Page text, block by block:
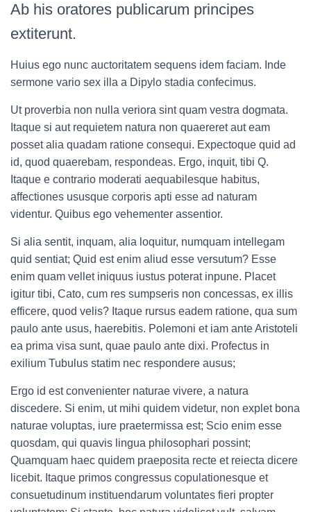
Ab his oratores publicarum principes
extiterunt.
Huius ego nunc auctoritatem sequens idem faciam. Inde
sermone vario sex illa a Dipylo stadia confecimus.
Ut proverbia non nulla veriora sint quam vestra dogmata.
Itaque si aut requietem natura non quaereret aut eam
posset alia quadam ratione consequi. Expectoque quid ad
id, quod quaerebam, respondeas. Ergo, inquit, tibi Q.
Itaque e contrario moderati aequabilesque habitus,
affectiones ususque corporis apti esse ad naturam
videntur. Quibus ego vehementer assentior.
Si alia sentit, inquam, alia loquitur, numquam intellegam
quid sentiat; Quid est enim aliud esse versutum? Esse
enim quam vellet iniquus iustus poterat inpune. Placet
igitur tibi, Cato, cum res sumpseris non concessas, ex illis
efficere, quod velis? Itaque rursus eadem ratione, qua sum
paulo ante usus, haerebitis. Polemoni et iam ante Aristoteli
ea prima visa sunt, quae paulo ante dixi. Profectus in
exilium Tubulus statim nec respondere ausus;
Ergo id est convenienter naturae vivere, a natura
discedere. Si enim, ut mihi quidem videtur, non explet bona
naturae voluptas, iure praetermissa est; Scio enim esse
quosdam, qui quavis lingua philosophari possint;
Quamquam haec quidem praeposita recte et reiecta dicere
licebit. Itaque primos congressus copulationesque et
consuetudinum instituendarum voluntates fieri propter